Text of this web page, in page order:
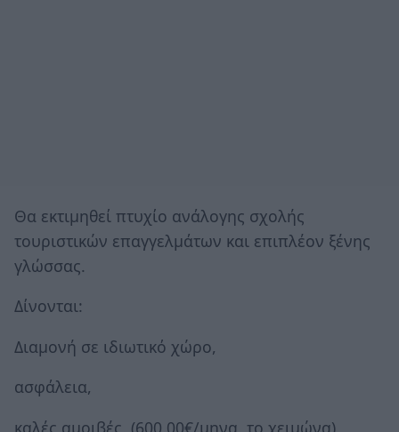
Θα εκτιμηθεί πτυχίο ανάλογης σχολής
τουριστικών επαγγελμάτων και επιπλέον ξένης
γλώσσας.
Δίνονται:
Διαμονή σε ιδιωτικό χώρο,
ασφάλεια,
καλές αμοιβές, (600,00€/μηνα, το χειμώνα)